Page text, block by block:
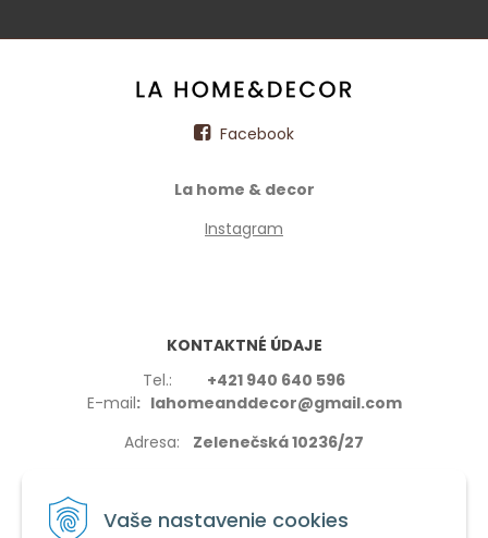
Vaše nastavenie cookies
Facebook
La home & decor
Instagram
KONTAKTNÉ ÚDAJE
Tel.: +421 940 640 596
E-mail: lahomeanddecor@gmail.com
Adresa: Zelenečská 10236/27